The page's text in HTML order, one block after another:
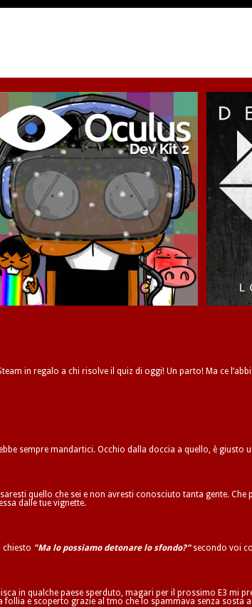
in regalo a chi risolve il quiz di oggi! Un parto! Ma ce
sempre mandartici. Occhio dalla doccia a quello, è giusto
quello che sei e non avresti conosciuto tanta gente.
dalle tue vignette.
chiesto "Ma lo possiamo detonare lo sfondo?"secondo voi
in qualche paese sperduto, magari per il prossimo E3 mi
e scoperto grazie al tmo che lo spammava senza sosta